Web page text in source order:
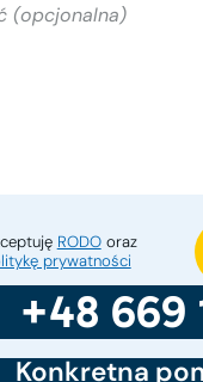
RODOoraz
prywatności
+48 669
Konkretna